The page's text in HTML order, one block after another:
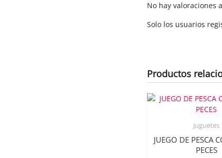
No hay valoraciones
Solo los usuarios
Productos
Juguetes
JUEGO DE PESCA
PECES